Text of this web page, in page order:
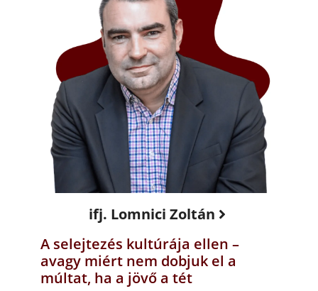
ifj. Lomnici Zoltán
A selejtezés kultúrája ellen –
avagy miért nem dobjuk el a
múltat, ha a jövő a tét